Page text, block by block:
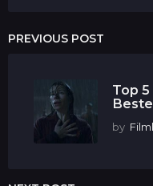
PREVIOUS POST
Top
by